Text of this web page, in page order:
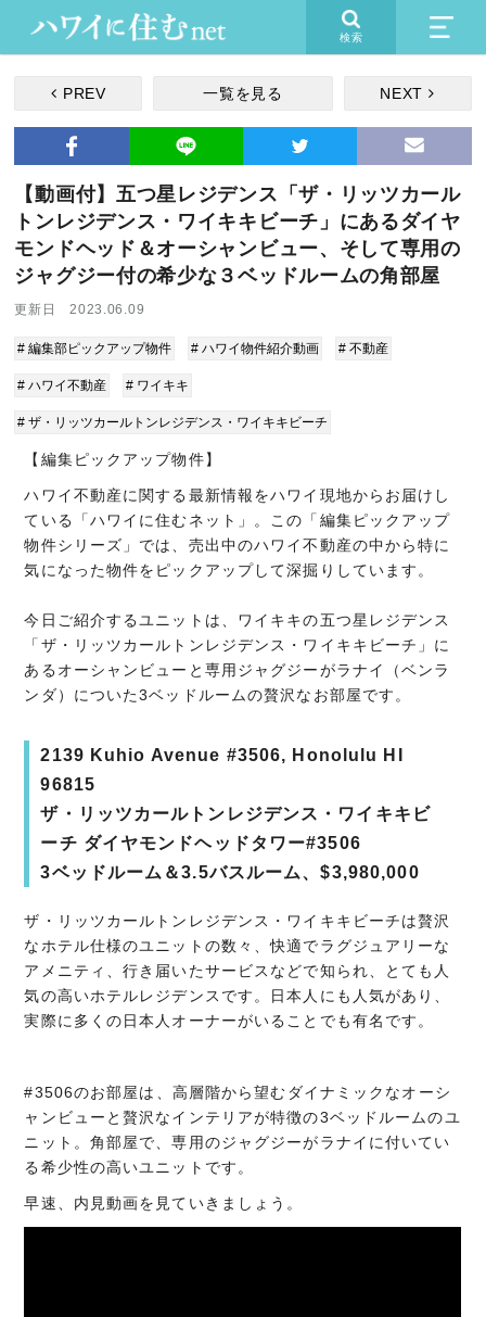
検索
PREV 一覧を見る NEXT
【動画付】五つ星レジデンス「ザ・リッツカール
トンレジデンス・ワイキキビーチ」にあるダイヤ
モンドヘッド＆オーシャンビュー、そして専用の
ジャグジー付の希少な３ベッドルームの角部屋
更新日 2023.06.09
# 編集部ピックアップ物件 # ハワイ物件紹介動画 # 不動産
# ハワイ不動産 # ワイキキ
# ザ・リッツカールトンレジデンス・ワイキキビーチ
【編集ピックアップ物件】
ハワイ不動産に関する最新情報をハワイ現地からお届けし
ている「ハワイに住むネット」。この「編集ピックアップ
物件シリーズ」では、売出中のハワイ不動産の中から特に
気になった物件をピックアップして深掘りしています。
今日ご紹介するユニットは、ワイキキの五つ星レジデンス
「ザ・リッツカールトンレジデンス・ワイキキビーチ」に
あるオーシャンビューと専用ジャグジーがラナイ（ベンラ
ンダ）についた3ベッドルームの贅沢なお部屋です。
2139 Kuhio Avenue #3506, Honolulu HI
96815
ザ・リッツカールトンレジデンス・ワイキキビ
ーチ ダイヤモンドヘッドタワー#3506
3ベッドルーム＆3.5バスルーム、$3,980,000
ザ・リッツカールトンレジデンス・ワイキキビーチは贅沢
なホテル仕様のユニットの数々、快適でラグジュアリーな
アメニティ、行き届いたサービスなどで知られ、とても人
気の高いホテルレジデンスです。日本人にも人気があり、
実際に多くの日本人オーナーがいることでも有名です。
#3506のお部屋は、高層階から望むダイナミックなオーシ
ャンビューと贅沢なインテリアが特徴の3ベッドルームのユ
ニット。角部屋で、専用のジャグジーがラナイに付いてい
る希少性の高いユニットです。
早速、内見動画を見ていきましょう。